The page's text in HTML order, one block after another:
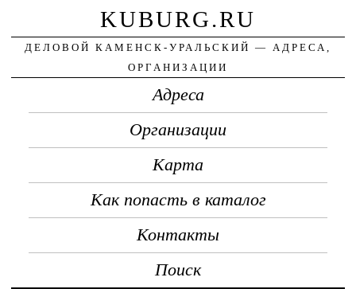
KUBURG.RU
ДЕЛОВОЙ КАМЕНСК-УРАЛЬСКИЙ — АДРЕСА,
ОРГАНИЗАЦИИ
Адреса
Организации
Карта
Как попасть в каталог
Контакты
Поиск